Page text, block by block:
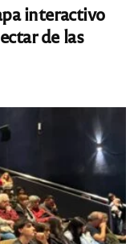
interactivo
de las